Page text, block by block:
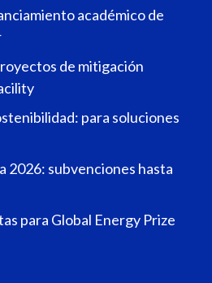
académico de
de mitigación
para soluciones
2026: subvenciones hasta
para Global Energy Prize